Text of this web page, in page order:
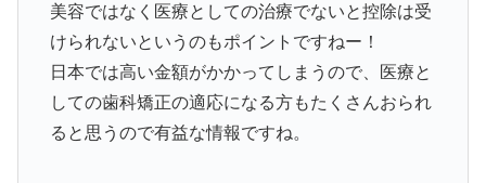
美容ではなく医療としての治療でないと控除は受
けられないというのもポイントですねー！
日本では高い金額がかかってしまうので、医療と
しての歯科矯正の適応になる方もたくさんおられ
ると思うので有益な情報ですね。